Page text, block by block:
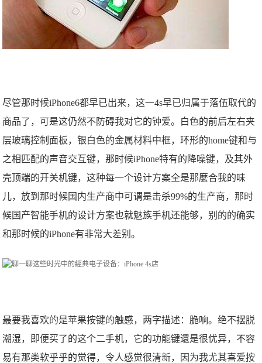
尽管那时候iPhone6都早已出来，这一4s早已归属于落伍取代的
商品了，可是这仍然不防碍我对它的钟爱。白色的前后左右夹
层玻璃控制面板，银白色的金属材料中框，环形的home键和与
之相匹配的声音交互键，那时候iPhone特有的降噪键，及其外
壳顶端的开关机键，这种每一个设计方案全是那麼合我的味
儿，放到那时候国内生产商中可谓是击杀99%的生产商，那时
候国产智能手机的设计方案也就魅族手机还能够，别的的确实
和那时候的iPhone有非常大差别。
最要我喜欢的是苹果按键的触感，两字描述：脆响。绝不摆脱
潮湿，即便买了的这个二手机，它的功能键還是很优异，不容
易有那类软乎乎的觉得，令人感觉很清新，因为我尤其喜爱按